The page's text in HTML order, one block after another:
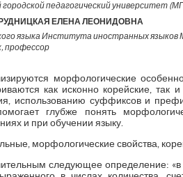
городской педагогический университет
РУДНИЦКАЯ ЕЛЕНА ЛЕОНИДОВНА
языка Института иностранных языков
профессор
морфологические
как исконно корейские,
использованию суффиксов и
глубже понять
и при обучении языку.
морфологические свойства,
следующее определение: